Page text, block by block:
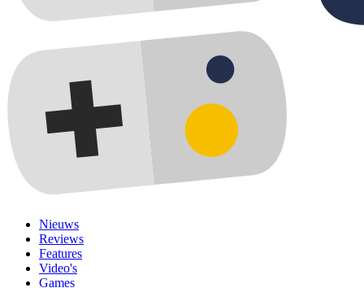
Nieuws
Reviews
Features
Video's
Games